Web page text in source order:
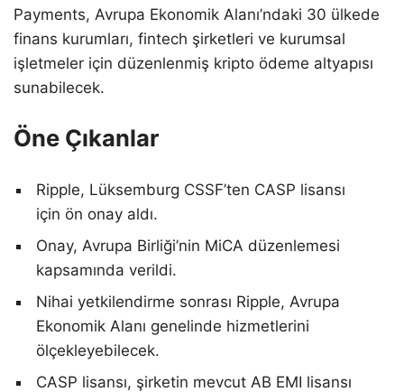
Payments, Avrupa Ekonomik Alanı’ndaki 30 ülkede
finans kurumları, fintech şirketleri ve kurumsal
işletmeler için düzenlenmiş kripto ödeme altyapısı
sunabilecek.
Öne Çıkanlar
Ripple, Lüksemburg CSSF’ten CASP lisansı
için ön onay aldı.
Onay, Avrupa Birliği’nin MiCA düzenlemesi
kapsamında verildi.
Nihai yetkilendirme sonrası Ripple, Avrupa
Ekonomik Alanı genelinde hizmetlerini
ölçekleyebilecek.
CASP lisansı, şirketin mevcut AB EMI lisansı